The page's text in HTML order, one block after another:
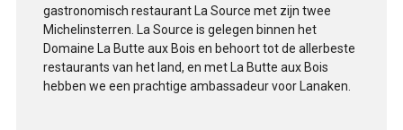
gastronomisch restaurant La Source met zijn twee
Michelinsterren. La Source is gelegen binnen het
Domaine La Butte aux Bois en behoort tot de allerbeste
restaurants van het land, en met La Butte aux Bois
hebben we een prachtige ambassadeur voor Lanaken.